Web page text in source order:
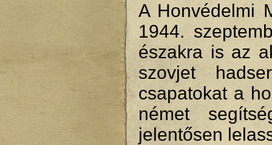
A Honvédelmi
1944.
északra is az
szovjet
csapatokat a
német
jelentősen